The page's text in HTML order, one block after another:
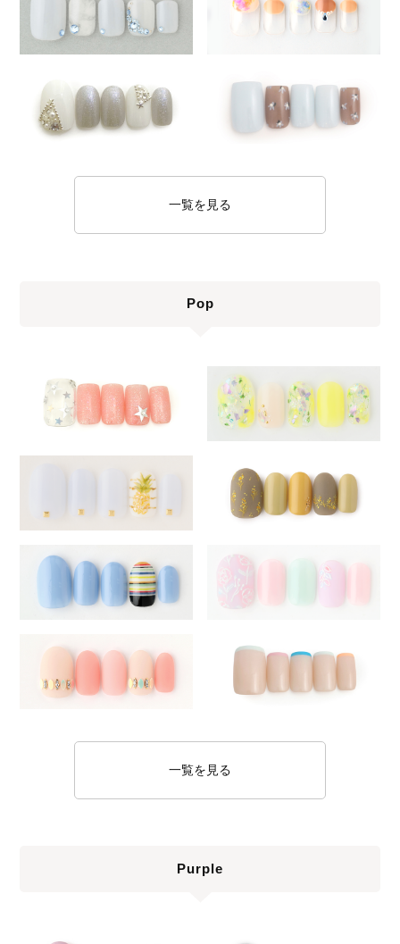
一覧を見る
Pop
一覧を見る
Purple